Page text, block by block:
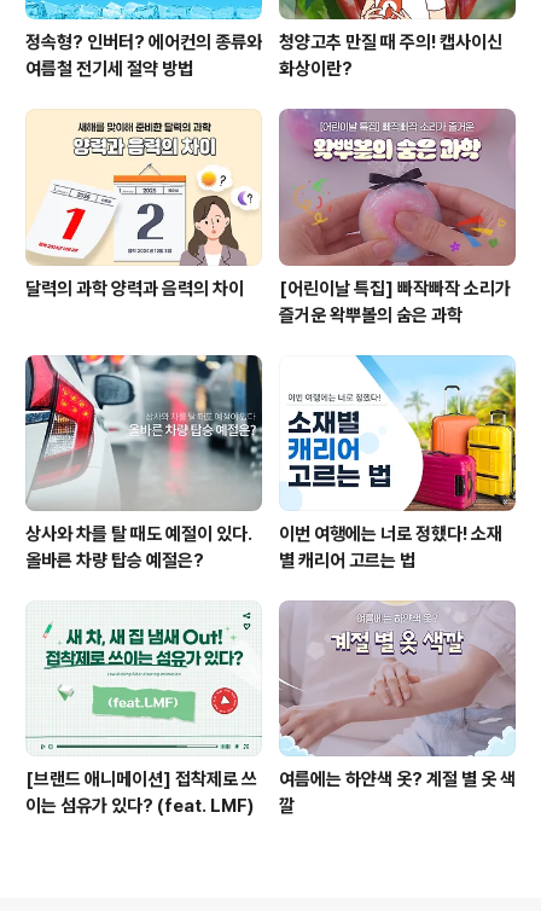
정속형? 인버터? 에어컨의 종류와
여름철 전기세 절약 방법
청양고추 만질 때 주의! 캡사이신
화상이란?
달력의 과학 양력과 음력의 차이
[어린이날 특집] 빠작빠작 소리가
즐거운 왁뿌볼의 숨은 과학
상사와 차를 탈 때도 예절이 있다.
올바른 차량 탑승 예절은?
이번 여행에는 너로 정했다! 소재
별 캐리어 고르는 법
[브랜드 애니메이션] 접착제로 쓰
이는 섬유가 있다? (feat. LMF)
여름에는 하얀색 옷? 계절 별 옷 색
깔